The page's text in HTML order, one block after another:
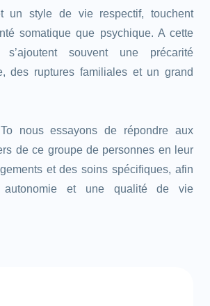
un style de vie respectif, touchent
somatique que psychique. A cette
souvent une précarité
des ruptures familiales et un grand
nous essayons de répondre aux
de ce groupe de personnes en leur
et des soins spécifiques, afin
autonomie et une qualité de vie